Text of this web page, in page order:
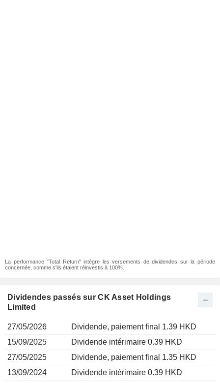
La performance "Total Return" intègre les versements de dividendes sur la période
concernée, comme s'ils étaient réinvestis à 100%.
Dividendes passés sur CK Asset Holdings
Limited
27/05/2026
Dividende, paiement final 1.39 HKD
15/09/2025
Dividende intérimaire 0.39 HKD
27/05/2025
Dividende, paiement final 1.35 HKD
13/09/2024
Dividende intérimaire 0.39 HKD